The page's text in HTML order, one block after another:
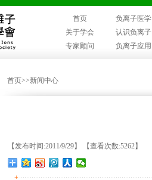
首页 负离子医学
关于学会
认识负离子
专家顾问
负离子应用
首页>>新闻中心
【发布时间:2011/9/29】 【查看次数:5262】
+